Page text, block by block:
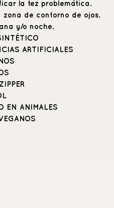
la tez problemática.
zona de contorno de ojos.
y/o noche.
ARTIFICIALES
EN ANIMALES